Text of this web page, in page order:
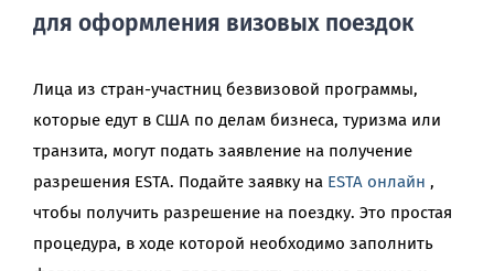
для оформления визовых поездок
Лица из стран-участниц безвизовой программы,
которые едут в США по делам бизнеса, туризма или
транзита, могут подать заявление на получение
разрешения ESTA. Подайте заявку на ESTA онлайн ,
чтобы получить разрешение на поездку. Это простая
процедура, в ходе которой необходимо заполнить